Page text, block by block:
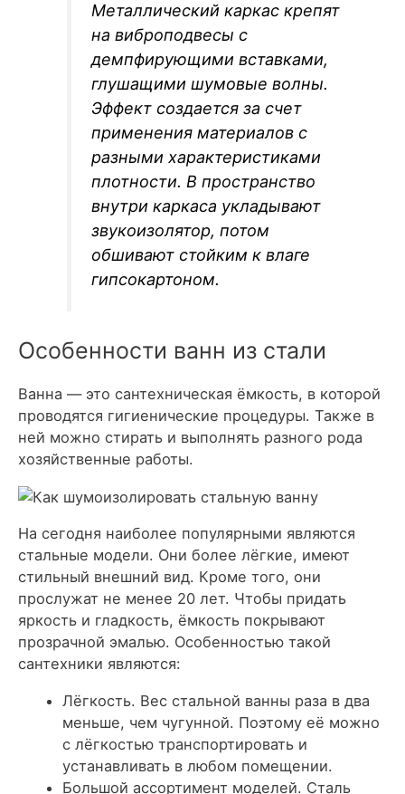
Металлический каркас крепят
на виброподвесы с
демпфирующими вставками,
глушащими шумовые волны.
Эффект создается за счет
применения материалов с
разными характеристиками
плотности. В пространство
внутри каркаса укладывают
звукоизолятор, потом
обшивают стойким к влаге
гипсокартоном.
Особенности ванн из стали
Ванна — это сантехническая ёмкость, в которой
проводятся гигиенические процедуры. Также в
ней можно стирать и выполнять разного рода
хозяйственные работы.
На сегодня наиболее популярными являются
стальные модели. Они более лёгкие, имеют
стильный внешний вид. Кроме того, они
прослужат не менее 20 лет. Чтобы придать
яркость и гладкость, ёмкость покрывают
прозрачной эмалью. Особенностью такой
сантехники являются:
Лёгкость. Вес стальной ванны раза в два
меньше, чем чугунной. Поэтому её можно
с лёгкостью транспортировать и
устанавливать в любом помещении.
Большой ассортимент моделей. Сталь